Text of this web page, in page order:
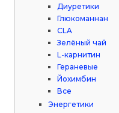
Диуретики
Глюкоманнан
CLA
Зелёный чай
L-карнитин
Гераневые
Йохимбин
Все
Энергетики